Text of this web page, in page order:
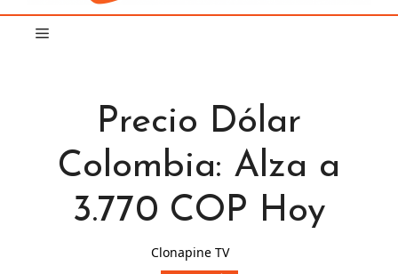
Precio Dólar
Colombia: Alza a
3.770 COP Hoy
Clonapine TV